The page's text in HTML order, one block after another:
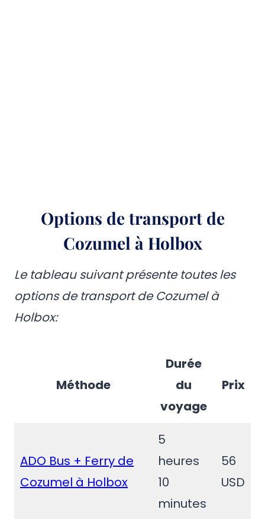
Options de transport de
Cozumel à Holbox
Le tableau suivant présente toutes les
options de transport de Cozumel à
Holbox:
Méthode
Durée
du
voyage
Prix
ADO Bus + Ferry de
Cozumel à Holbox
5
heures
10
minutes
56
USD